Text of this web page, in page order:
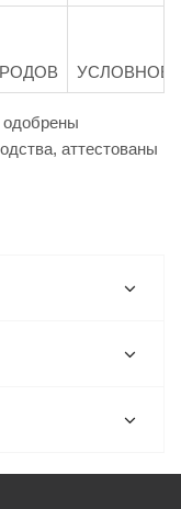
УСЛОВНОЕ
аттестованы